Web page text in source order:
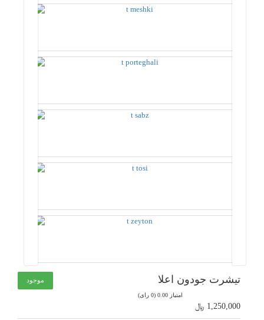
تیشرت جودون اعلا موجود
امتیاز 0.00 (0 رای)
1,250,000 ﷼